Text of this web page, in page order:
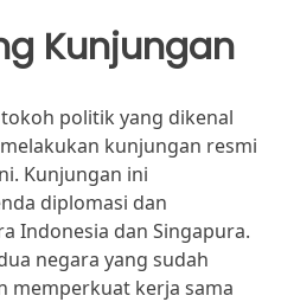
Kunjungan
politik yang dikenal
kunjungan resmi
Kunjungan ini
diplomasi dan
Indonesia dan Singapura.
negara yang sudah
memperkuat kerja sama